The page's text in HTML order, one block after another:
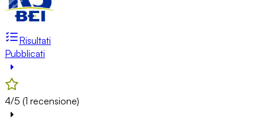
Risultati
Pubblicati
4/5 (1 recensione)